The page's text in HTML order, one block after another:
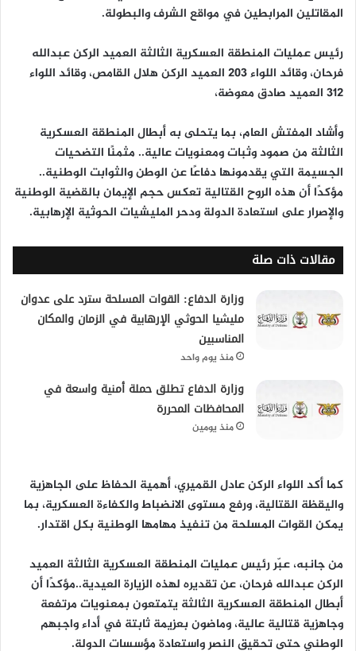
المقاتلين المرابطين في مواقع الشرف والبطولة.
رئيس عمليات المنطقة العسكرية الثالثة العميد الركن عبدالله
فرحان، وقائد اللواء 203 العميد الركن هلال القامص، وقائد اللواء
312 العميد صادق معوضة،
وأشاد المفتش العام، بما يتحلى به أبطال المنطقة العسكرية
الثالثة من صمود وثبات ومعنويات عالية.. مثمنًا التضحيات
الجسيمة التي يقدمونها دفاعًا عن الوطن والثوابت الوطنية..
مؤكدًا أن هذه الروح القتالية تعكس حجم الإيمان بالقضية الوطنية
والإصرار على استعادة الدولة ودحر المليشيات الحوثية الإرهابية.
مقالات ذات صلة
وزارة الدفاع: القوات المسلحة سترد على عدوان
مليشيا الحوثي الإرهابية في الزمان والمكان
المناسبين
منذ يوم واحد
وزارة الدفاع تطلق حملة أمنية واسعة في
المحافظات المحررة
منذ يومين
كما أكد اللواء الركن عادل القميري، أهمية الحفاظ على الجاهزية
واليقظة القتالية، ورفع مستوى الانضباط والكفاءة العسكرية، بما
يمكن القوات المسلحة من تنفيذ مهامها الوطنية بكل اقتدار.
من جانبه، عبّر رئيس عمليات المنطقة العسكرية الثالثة العميد
الركن عبدالله فرحان، عن تقديره لهذه الزيارة العيدية..مؤكدًا أن
أبطال المنطقة العسكرية الثالثة يتمتعون بمعنويات مرتفعة
وجاهزية قتالية عالية، وماضون بعزيمة ثابتة في أداء واجبهم
الوطني حتى تحقيق النصر واستعادة مؤسسات الدولة.